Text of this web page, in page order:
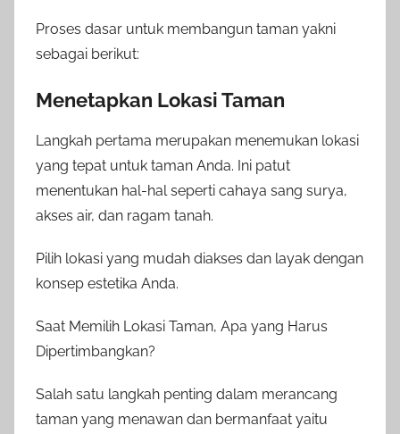
Proses dasar untuk membangun taman yakni
sebagai berikut:
Menetapkan Lokasi Taman
Langkah pertama merupakan menemukan lokasi
yang tepat untuk taman Anda. Ini patut
menentukan hal-hal seperti cahaya sang surya,
akses air, dan ragam tanah.
Pilih lokasi yang mudah diakses dan layak dengan
konsep estetika Anda.
Saat Memilih Lokasi Taman, Apa yang Harus
Dipertimbangkan?
Salah satu langkah penting dalam merancang
taman yang menawan dan bermanfaat yaitu